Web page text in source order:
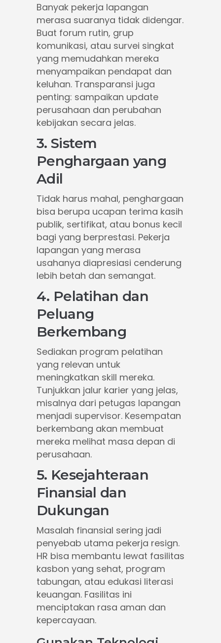
Banyak pekerja lapangan
merasa suaranya tidak didengar.
Buat forum rutin, grup
komunikasi, atau survei singkat
yang memudahkan mereka
menyampaikan pendapat dan
keluhan. Transparansi juga
penting: sampaikan update
perusahaan dan perubahan
kebijakan secara jelas.
3. Sistem
Penghargaan yang
Adil
Tidak harus mahal, penghargaan
bisa berupa ucapan terima kasih
publik, sertifikat, atau bonus kecil
bagi yang berprestasi. Pekerja
lapangan yang merasa
usahanya diapresiasi cenderung
lebih betah dan semangat.
4. Pelatihan dan
Peluang
Berkembang
Sediakan program pelatihan
yang relevan untuk
meningkatkan skill mereka.
Tunjukkan jalur karier yang jelas,
misalnya dari petugas lapangan
menjadi supervisor. Kesempatan
berkembang akan membuat
mereka melihat masa depan di
perusahaan.
5. Kesejahteraan
Finansial dan
Dukungan
Masalah finansial sering jadi
penyebab utama pekerja resign.
HR bisa membantu lewat fasilitas
kasbon yang sehat, program
tabungan, atau edukasi literasi
keuangan. Fasilitas ini
menciptakan rasa aman dan
kepercayaan.